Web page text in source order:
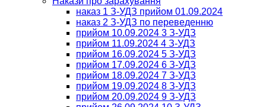
наказ 1 З-УДЗ прийом 01.09.2024
наказ 2 З-УДЗ по переведенню
прийом 10.09.2024 3 З-УДЗ
прийом 11.09.2024 4 З-УДЗ
прийом 16.09.2024 5 З-УДЗ
прийом 17.09.2024 6 З-УДЗ
прийом 18.09.2024 7 З-УДЗ
прийом 19.09.2024 8 З-УДЗ
прийом 20.09.2024 9 З-УДЗ